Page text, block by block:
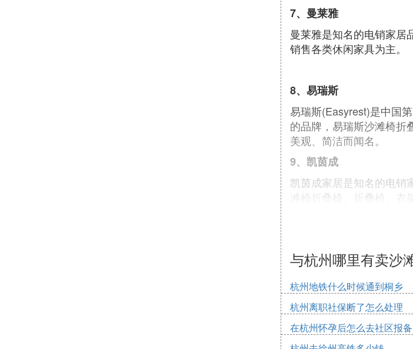
7、曼莱雅
曼莱雅是知名的电销家居
销售各类休闲家具为主。
8、易瑞斯
易瑞斯(Easyrest)是中国
的品牌，易瑞斯沙滩椅折
美观、简洁而闻名。
9、凯茵成
凯茵成家居是知名的电销
滩椅折叠椅、折叠椅、衣
要从事各种高级休闲折叠
以上就是小编为大家介绍
在使用的，在海边沙滩椅
用者都是很多的，那么，
是很重要的，好的品牌的
与杭州哪里有卖沙
杭州地铁什么时候通到桐乡
杭州离职社保断了怎么处理
在杭州怀孕后怎么去社区报备